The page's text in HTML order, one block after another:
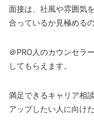
面接は、社風や雰囲気
合っているか見極める
＠PRO人のカウンセラ
してもらえます。
満足できるキャリア相
アップしたい人に向け